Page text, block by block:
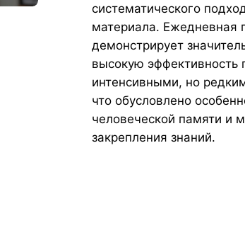
систематического
материала. Ежедневная
демонстрирует
высокую эффективность
интенсивными, но
что обусловлено
человеческой памяти и
закрепления знаний.